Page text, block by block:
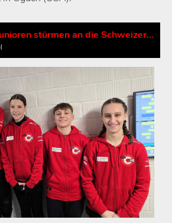
Glarner Curling-Junioren stürmen an die Schweizer Meisterschaft!